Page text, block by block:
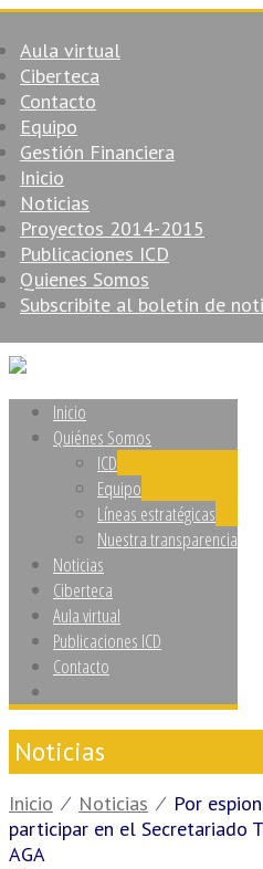
Aula virtual
Ciberteca
Contacto
Equipo
Gestión Financiera
Inicio
Noticias
Proyectos 2014-2015
Publicaciones ICD
Quienes Somos
Subscribite al boletín de
Inicio
Quiénes Somos
ICD
Equipo
Líneas estratégicas
Nuestra transparencia
Noticias
Ciberteca
Aula virtual
Publicaciones ICD
Contacto
Noticias
Inicio ⁄ Noticias ⁄ Por
participar en el Secretariado
AGA